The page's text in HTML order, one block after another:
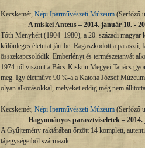
Kecskemét, Népi Iparművészeti Múzeum (Serfőző
A miskei Anteus – 2014. január 10. -
Tóth Menyhért (1904–1980), a 20. századi magyar
különleges életutat járt be. Ragaszkodott a paraszti,
összekapcsolódik. Emberlényt és természetanyát
1974-től viszont a Bács-Kiskun Megyei Tanács
meg. Igy életműve 90 %-a a Katona József
olyan alkotásokkal, melyeket eddig még nem
Kecskemét, Népi Iparművészeti Múzeum (Serfőző
Hagyományos parasztviseletek –
A Gyűjtemény raktárában őrzött 14 komplett,
tájegységeiből származik.